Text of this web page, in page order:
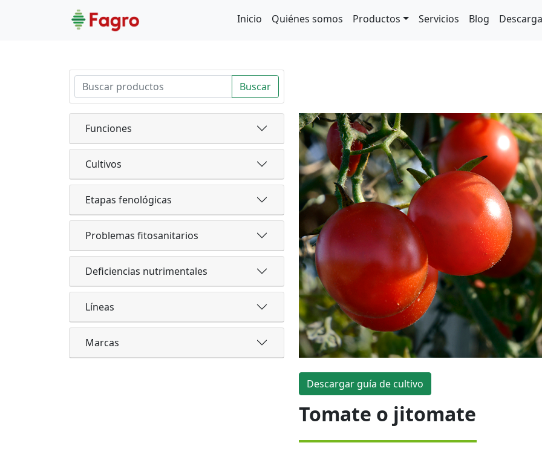
Inicio Quiénes somos Productos Servicios Blog
Buscar
Funciones
Cultivos
Etapas fenológicas
Problemas fitosanitarios
Deficiencias nutrimentales
Líneas
Marcas
Descargar guía de cultivo
Tomate o jitomate